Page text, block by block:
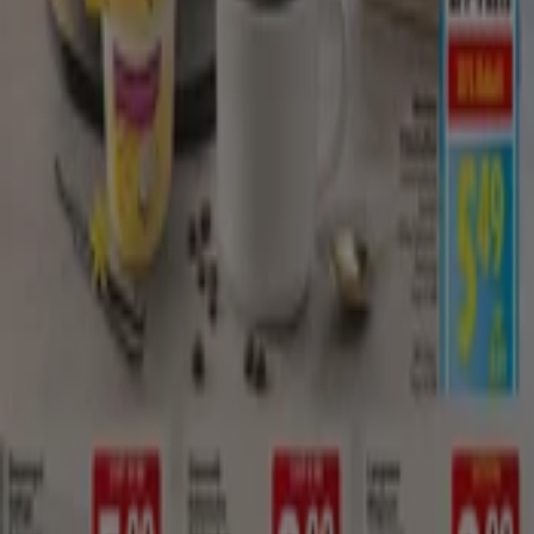
Edeka Kissel SBK
Edeka Kissel SBK flugblatt
Läuft am 15.8. abHannover
wez
WEZette KW33 2026
Läuft am 15.8. ab Hannover
Supermärkte Kataloge in Hannover